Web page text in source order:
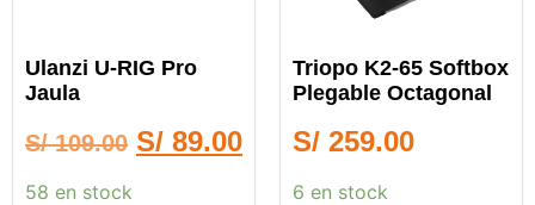
Ulanzi U-RIG Pro
Jaula
S/109.00 S/ 89.00
58 en stock
Triopo K2-65 Softbox
Plegable Octagonal
S/ 259.00
6 en stock